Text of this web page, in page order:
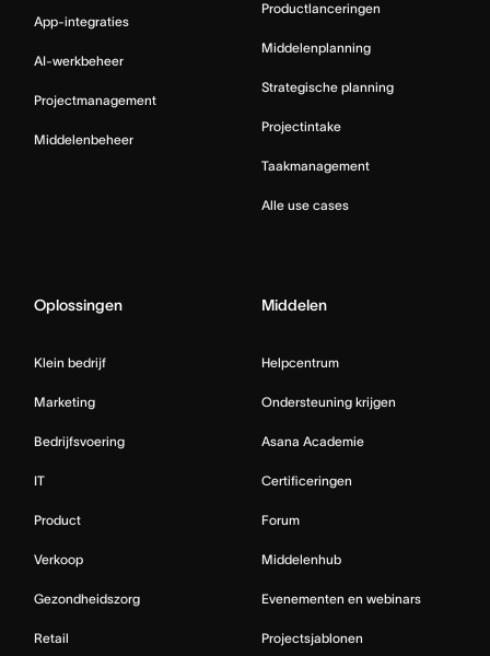
App-integraties
AI-werkbeheer
Projectmanagement
Middelenbeheer
Productlanceringen
Middelenplanning
Strategische planning
Projectintake
Taakmanagement
Alle use cases
Oplossingen
Klein bedrijf
Marketing
Bedrijfsvoering
IT
Product
Verkoop
Gezondheidszorg
Retail
Middelen
Helpcentrum
Ondersteuning krijgen
Asana Academie
Certificeringen
Forum
Middelenhub
Evenementen en webinars
Projectsjablonen